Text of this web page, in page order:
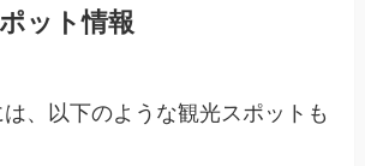
ット情報
、以下のような観光スポットも